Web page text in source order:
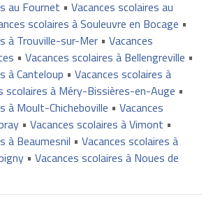
au Fournet • Vacances scolaires au
scolaires à Souleuvre en Bocage •
à Trouville-sur-Mer• Vacances
• Vacances scolaires à Bellengreville •
à Canteloup • Vacances scolaires à
scolaires à Méry-Bissières-en-Auge •
à Moult-Chicheboville • Vacances
• Vacances scolaires à Vimont •
à Beaumesnil • Vacances scolaires à
• Vacances scolaires à Noues de